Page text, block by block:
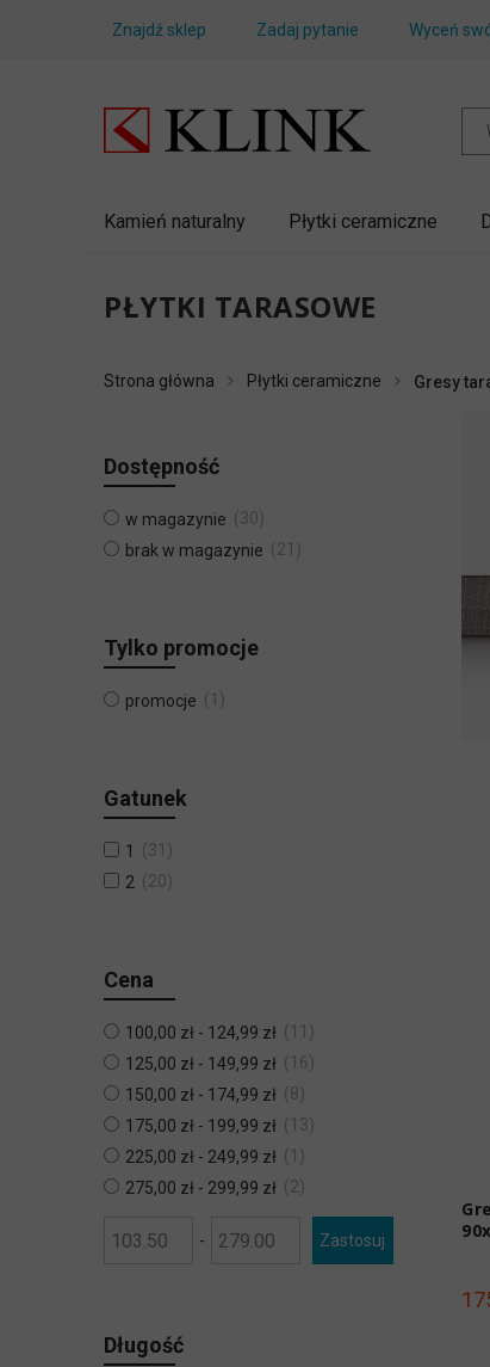
Znajdź sklep Zadaj pytanie Wyceń
Kamień naturalny Płytki ceramiczne
PŁYTKI TARASOWE
Strona główna Płytki ceramiczne Gresy
Dostępność
w magazynie
30
brak w magazynie
21
Tylko promocje
promocje 1
Gatunek
1
31
2
20
Cena
100,00 zł - 124,99 zł
11
125,00 zł - 149,99 zł
16
150,00 zł - 174,99 zł
8
175,00 zł - 199,99 zł
13
225,00 zł - 249,99 zł
1
275,00 zł - 299,99 zł 2
- Zastosuj
Długość